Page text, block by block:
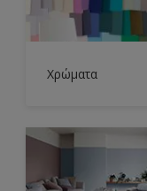
Χρώματα